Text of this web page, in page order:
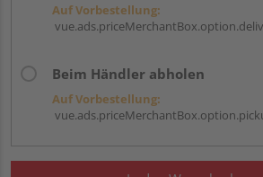
Auf Vorbestellung:
Beim Händler abholen
Auf Vorbestellung: